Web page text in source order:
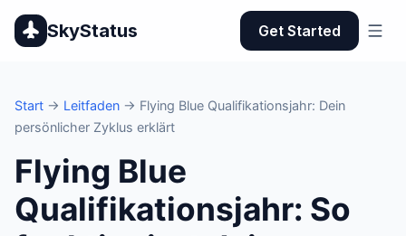
SkyStatus Get Started
Start → Leitfaden → Flying Blue Qualifikationsjahr: Dein
persönlicher Zyklus erklärt
Flying Blue
Qualifikationsjahr: So